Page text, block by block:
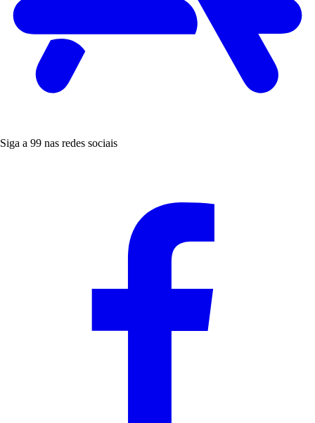
Siga a 99 nas redes sociais